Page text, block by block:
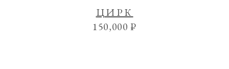
ЦИРК
150,000₽